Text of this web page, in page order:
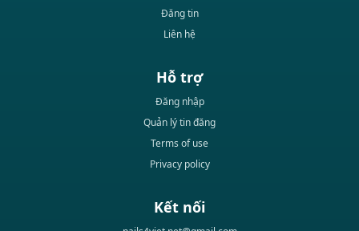
Đăng tin
Liên hệ
Hỗ trợ
Đăng nhập
Quản lý tin đăng
Terms of use
Privacy policy
Kết nối